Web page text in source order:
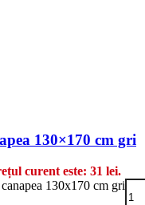
130×170 cm gri
curent este: 31 lei.
130x170 cm gri